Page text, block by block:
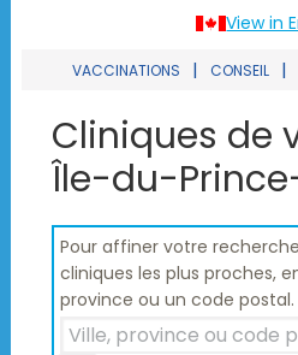
View in
VACCINATIONS | CONSEIL |
Cliniques de
Île-du-
Pour affiner votre
cliniques les plus proches,
province ou un code postal.